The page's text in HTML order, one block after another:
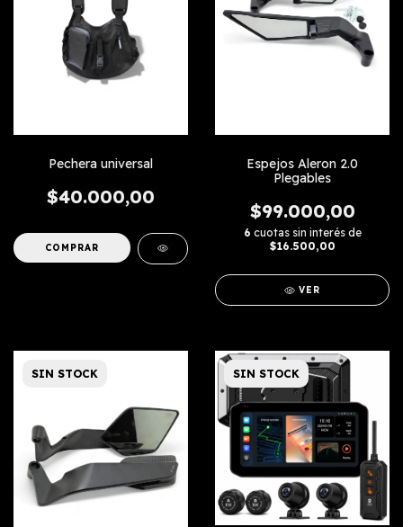
Pechera universal
$40.000,00
Espejos Aleron 2.0
Plegables
$99.000,00
6 cuotas sin interés de
$16.500,00
VER
SIN STOCK SIN STOCK